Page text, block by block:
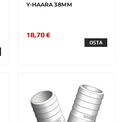
Y-HAARA 38MM
18,70 €
OSTA